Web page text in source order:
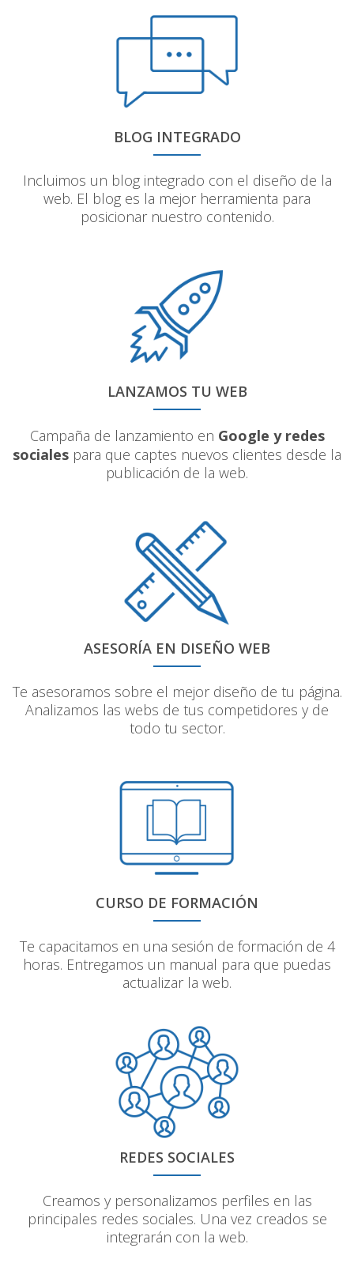
BLOG INTEGRADO
Incluimos un blog integrado con el diseño de la
web. El blog es la mejor herramienta para
posicionar nuestro contenido.
LANZAMOS TU WEB
Campaña de lanzamiento en Google y redes
sociales para que captes nuevos clientes desde la
publicación de la web.
ASESORÍA EN DISEÑO WEB
Te asesoramos sobre el mejor diseño de tu página.
Analizamos las webs de tus competidores y de
todo tu sector.
CURSO DE FORMACIÓN
Te capacitamos en una sesión de formación de 4
horas. Entregamos un manual para que puedas
actualizar la web.
REDES SOCIALES
Creamos y personalizamos perfiles en las
principales redes sociales. Una vez creados se
integrarán con la web.